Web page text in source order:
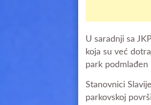
U saradnji sa
koja su već
park podmlađen
Stanovnici
parkovskoj